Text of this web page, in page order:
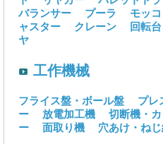
バランサー
プーラ モッコ
ャスター
クレーン 回転台
ヤ
工作機械
フライス盤・ボール盤 プレ
ー
放電加工機 切断機・
ー
面取り機 穴あけ・ね